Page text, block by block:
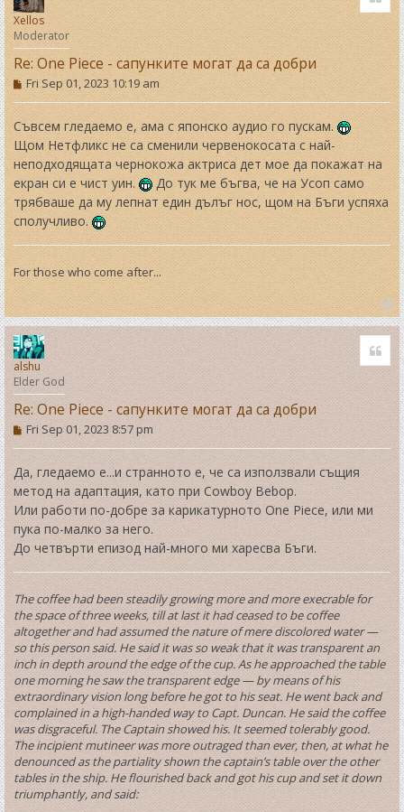
Xellos
Moderator
Re: One Piece - сапунките могат да са добри
P
o
s
t
Fri Sep 01, 2023 10:19 am
Съвсем гледаемо е, ама с японско аудио го пускам.
Щом Нетфликс не са сменили червенокосата с най-
неподходящата чернокожа актриса дет мое да покажат на
екран си е чист уин.
До тук ме бъгва, че на Усоп само
трябваше да му лепнат един дълъг нос, щом на Бъги успяха
сполучливо.
For those who come after...
T
o
p
alshu
Elder God
Re: One Piece - сапунките могат да са добри
P
o
s
t
Fri Sep 01, 2023 8:57 pm
Да, гледаемо е...и странното е, че са използвали същия
метод на адаптация, като при Cowboy Bebop.
Или работи по-добре за карикатурното One Piece, или ми
пука по-малко за него.
До четвърти епизод най-много ми харесва Бъги.
The coffee had been steadily growing more and more execrable for
the space of three weeks, till at last it had ceased to be coffee
altogether and had assumed the nature of mere discolored water —
so this person said. He said it was so weak that it was transparent an
inch in depth around the edge of the cup. As he approached the table
one morning he saw the transparent edge — by means of his
extraordinary vision long before he got to his seat. He went back and
complained in a high-handed way to Capt. Duncan. He said the coffee
was disgraceful. The Captain showed his. It seemed tolerably good.
The incipient mutineer was more outraged than ever, then, at what he
denounced as the partiality shown the captain’s table over the other
tables in the ship. He flourished back and got his cup and set it down
triumphantly, and said: